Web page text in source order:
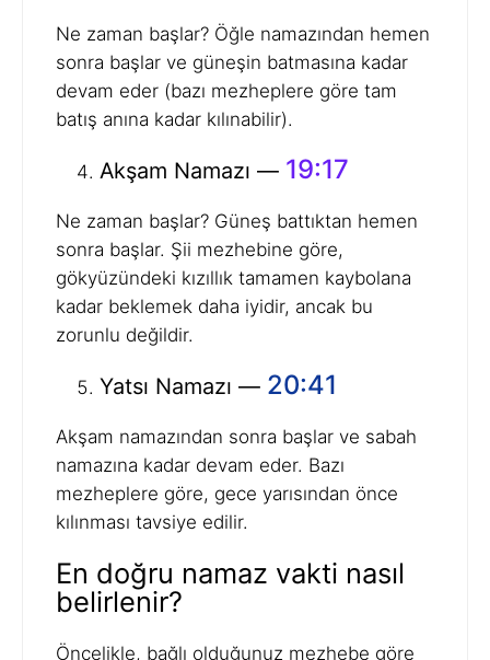
Ne zaman başlar? Öğle namazından hemen
sonra başlar ve güneşin batmasına kadar
devam eder (bazı mezheplere göre tam
batış anına kadar kılınabilir).
Akşam Namazı — 19:17
Ne zaman başlar? Güneş battıktan hemen
sonra başlar. Şii mezhebine göre,
gökyüzündeki kızıllık tamamen kaybolana
kadar beklemek daha iyidir, ancak bu
zorunlu değildir.
Yatsı Namazı — 20:41
Akşam namazından sonra başlar ve sabah
namazına kadar devam eder. Bazı
mezheplere göre, gece yarısından önce
kılınması tavsiye edilir.
En doğru namaz vakti nasıl
belirlenir?
Öncelikle, bağlı olduğunuz mezhebe göre